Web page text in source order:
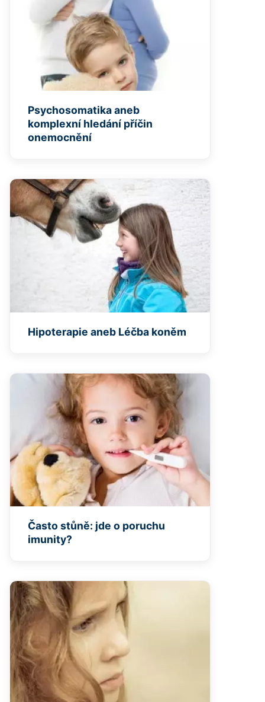
Psychosomatika aneb
komplexní hledání příčin
onemocnění
Hipoterapie aneb Léčba koněm
Často stůně: jde o poruchu
imunity?